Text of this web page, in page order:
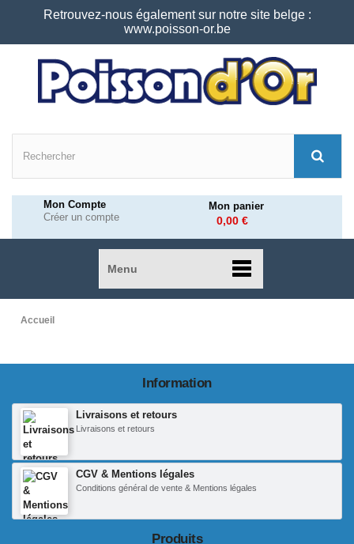
Retrouvez-nous également sur notre site belge :
www.poisson-or.be
Mon Compte
Créer un compte
Mon panier
0,00 €
Menu
Accueil
Information
Livraisons et retours
Livraisons et retours
CGV & Mentions légales
Conditions général de vente & Mentions légales
Produits